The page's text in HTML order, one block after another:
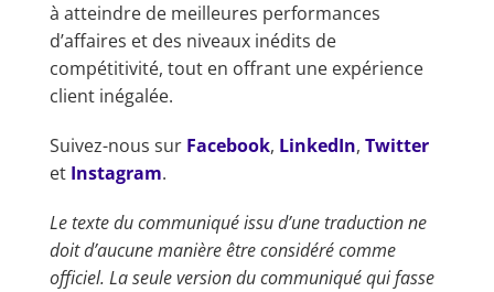
à atteindre de meilleures performances
d’affaires et des niveaux inédits de
compétitivité, tout en offrant une expérience
client inégalée.
Suivez-nous sur Facebook, LinkedIn, Twitter
et Instagram.
Le texte du communiqué issu d’une traduction ne
doit d’aucune manière être considéré comme
officiel. La seule version du communiqué qui fasse